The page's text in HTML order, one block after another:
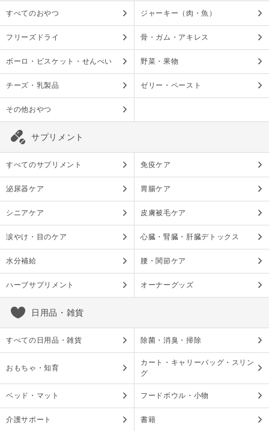
すべてのおやつ ジャーキー（肉・魚）
フリーズドライ 骨・ガム・アキレス
ボーロ・ビスケット・せんべい 野菜・果物
チーズ・乳製品 ゼリー・ペースト
その他おやつ
サプリメント
すべてのサプリメント 免疫ケア
泌尿器ケア 胃腸ケア
シニアケア 皮膚被毛ケア
涙やけ・目のケア 心臓・腎臓・肝臓デトックス
水分補給 腰・関節ケア
ハーブサプリメント オーナーグッズ
日用品・雑貨
すべての日用品・雑貨 除菌・消臭・掃除
おもちゃ・知育
カート・キャリーバッグ・スリン
グ
ベッド・マット フードボウル・小物
介護サポート 書籍